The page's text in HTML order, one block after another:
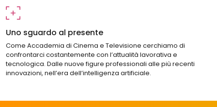
Uno sguardo al presente
Come Accademia di Cinema e Televisione cerchiamo di
confrontarci costantemente con l’attualità lavorativa e
tecnologica. Dalle nuove figure professionali alle più recenti
innovazioni, nell’era dell’intelligenza artificiale.